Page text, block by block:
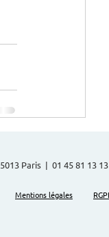
Paris | 01 45 81 13 13
Mentions légales